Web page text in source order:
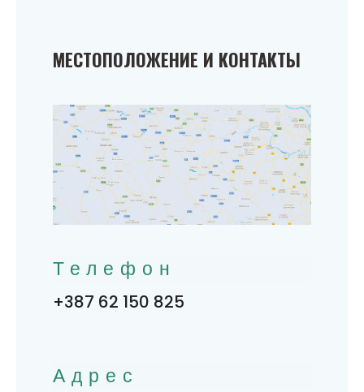
МЕСТОПОЛОЖЕНИЕ И КОНТАКТЫ
Телефон
+387 62 150 825
Адрес